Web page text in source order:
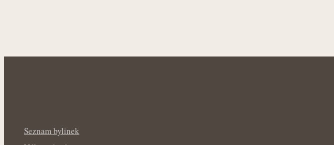
Seznam bylinek